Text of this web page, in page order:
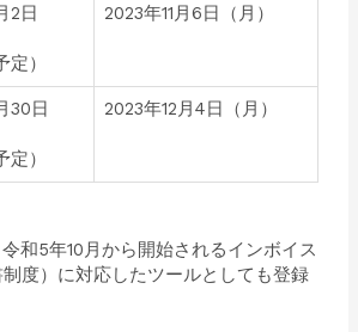
2日
定）
2023年11月6日（月）
30日
定）
2023年12月4日（月）
和5年10月から開始されるインボイス
度）に対応したツールとしても登録